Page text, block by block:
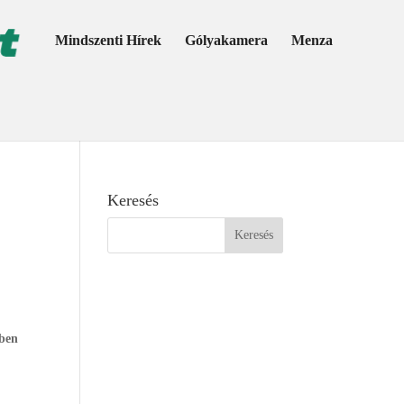
Mindszenti Hírek Gólyakamera Menza
Keresés